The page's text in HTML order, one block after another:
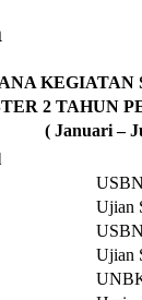
KEGIATAN
2 TAHUN
( Januari –
Ujian
Ujian